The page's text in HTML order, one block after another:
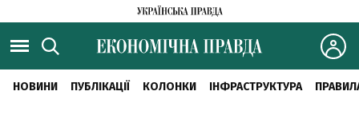
НОВИНИ ПУБЛІКАЦІЇ КОЛОНКИ ІНФРАСТРУКТУРА